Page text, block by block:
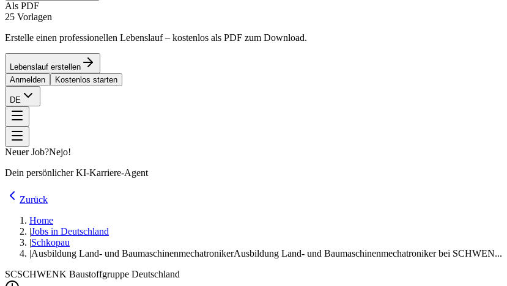
Als PDF
25 Vorlagen
Erstelle einen professionellen Lebenslauf – kostenlos als PDF zum Download.
Lebenslauf erstellen
Anmelden
Kostenlos starten
DE
Neuer Job?Nejo!
Dein persönlicher KI-Karriere-Agent
Zurück
Home
|Jobs in Deutschland
|Schkopau
|Ausbildung Land- und BaumaschinenmechatronikerAusbildung Land- und Baumaschinenmechatroniker bei SCHWEN...
SCSCHWENK Baustoffgruppe Deutschland